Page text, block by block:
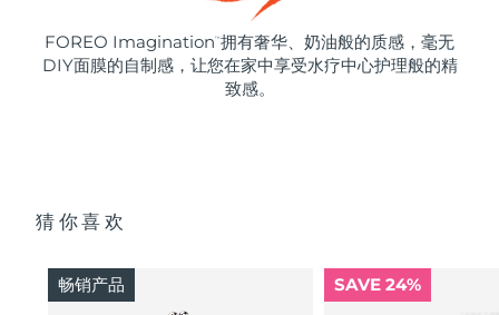
FOREO Imagination ™ 拥有奢华、奶油般的质感，毫无
DIY面膜的自制感，让您在家中享受水疗中心护理般的精
致感。
猜你喜欢
畅销产品 SAVE 24%